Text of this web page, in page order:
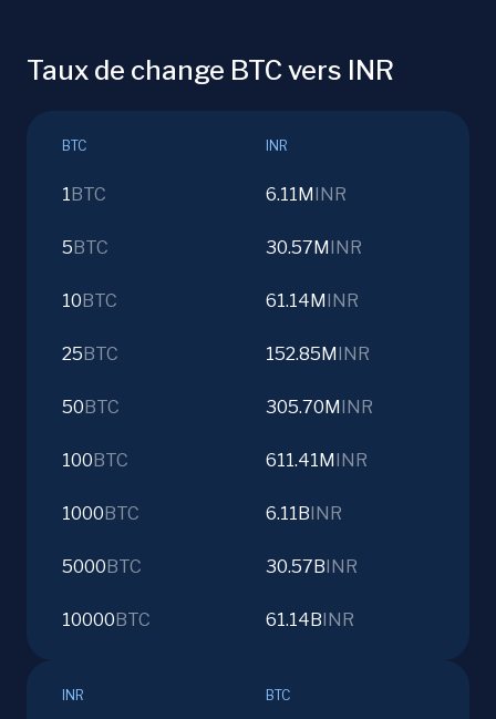
Taux de change BTC vers INR
BTC INR
1 BTC 6.11M INR
5 BTC 30.57M INR
10 BTC 61.14M INR
25 BTC 152.85M INR
50 BTC 305.70M INR
100 BTC 611.41M INR
1000 BTC 6.11B INR
5000 BTC 30.57B INR
10000 BTC 61.14B INR
INR BTC